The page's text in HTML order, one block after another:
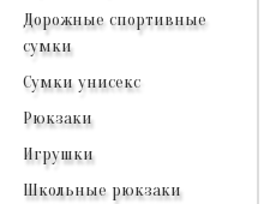
Дорожные спортивные
сумки
Сумки унисекс
Рюкзаки
Игрушки
Школьные рюкзаки